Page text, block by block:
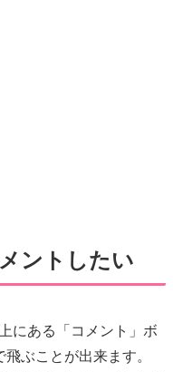
ントしたい
にある「コメント」ボ
ぶことが出来ます。